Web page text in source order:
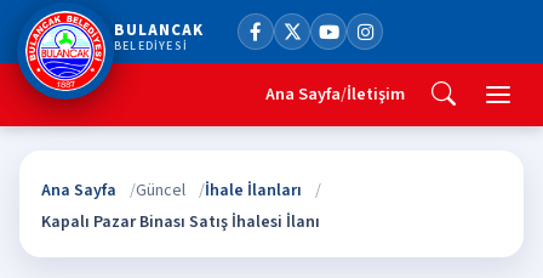
BULANCAK
BELEDİYESİ
Ana Sayfa/İletişim
Ana Sayfa Güncel
İhale İlanları
Kapalı Pazar Binası Satış İhalesi İlanı